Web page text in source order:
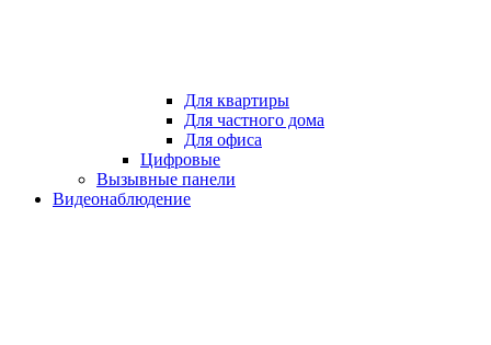
Для квартиры
Для частного дома
Для офиса
Цифровые
Вызывные панели
Видеонаблюдение